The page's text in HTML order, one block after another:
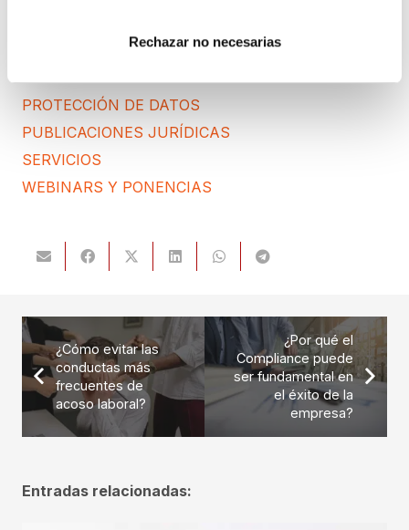
Rechazar no necesarias
POLÍTICA DE COOKIES
PROTECCIÓN DE DATOS
PUBLICACIONES JURÍDICAS
SERVICIOS
WEBINARS Y PONENCIAS
¿Cómo evitar las
conductas más
frecuentes de
acoso laboral?
¿Por qué el
Compliance puede
ser fundamental en
el éxito de la
empresa?
Entradas relacionadas: